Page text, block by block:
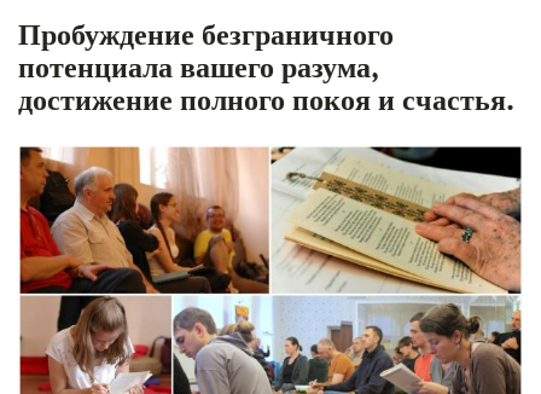
Пробуждение безграничного
потенциала вашего разума,
достижение полного покоя и счастья.